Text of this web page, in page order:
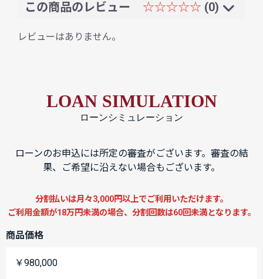
この商品のレビュー ☆☆☆☆☆ (0)
レビューはありません。
LOAN SIMULATION
ローンシミュレーション
ローンのお申込には所定の審査がございます。審査の結
果、ご希望に沿えない場合もございます。
分割払いは月々3,000円以上でご利用いただけます。
ご利用金額が18万円未満の場合、分割回数は60回未満となります。
商品価格
￥980,000